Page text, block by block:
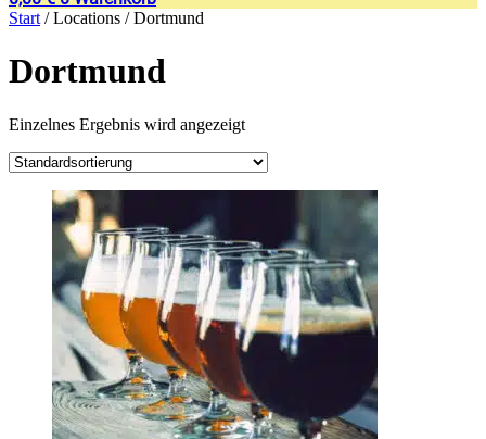
Start / Locations / Dortmund
Dortmund
Einzelnes Ergebnis wird angezeigt